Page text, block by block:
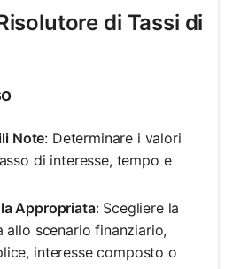
di Tassi di
Note: Determinare i valori
di interesse, tempo e
Appropriata: Scegliere la
scenario finanziario,
interesse composto o